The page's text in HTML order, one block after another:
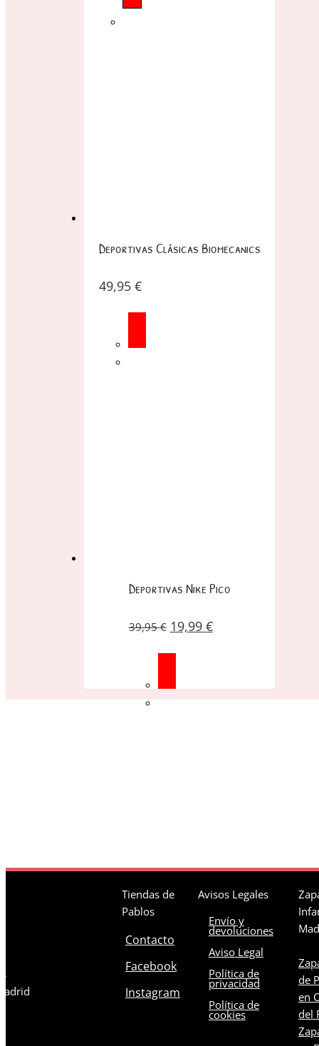
Deportivas Clásicas Biomecanics
49,95 €
Deportivas Nike Pico
39,95€ 19,99 €
Tiendas de
Pablos
Contacto
Facebook
Instagram
Avisos Legales
Envío y
devoluciones
Aviso Legal
Política de
privacidad
Política de
cookies
de
en
del